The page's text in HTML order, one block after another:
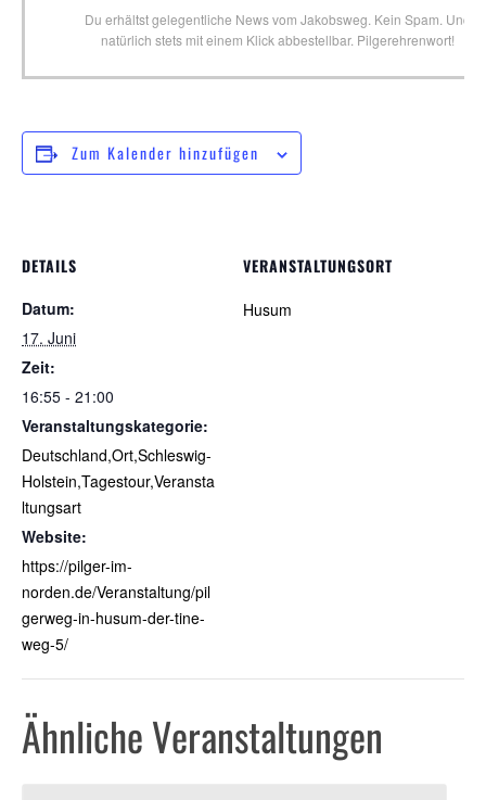
Du erhältst gelegentliche News vom Jakobsweg. Kein Spam. Und
natürlich stets mit einem Klick abbestellbar. Pilgerehrenwort!
Zum Kalender hinzufügen
DETAILS
Datum:
17. Juni
Zeit:
16:55 - 21:00
Veranstaltungskategorie:
Deutschland,Ort,Schleswig-
Holstein,Tagestour,Veransta
ltungsart
Website:
https://pilger-im-
norden.de/Veranstaltung/pil
gerweg-in-husum-der-tine-
weg-5/
VERANSTALTUNGSORT
Husum
Ähnliche Veranstaltungen